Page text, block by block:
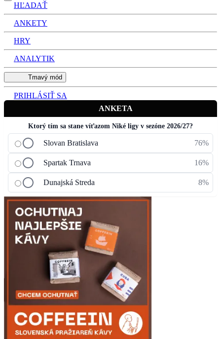
HĽADAŤ
ANKETY
HRY
ANALYTIK
Tmavý mód
PRIHLÁSIŤ SA
ANKETA
Ktorý tím sa stane víťazom Niké ligy v sezóne 2026/27?
Slovan Bratislava 76%
Spartak Trnava 16%
Dunajská Streda 8%